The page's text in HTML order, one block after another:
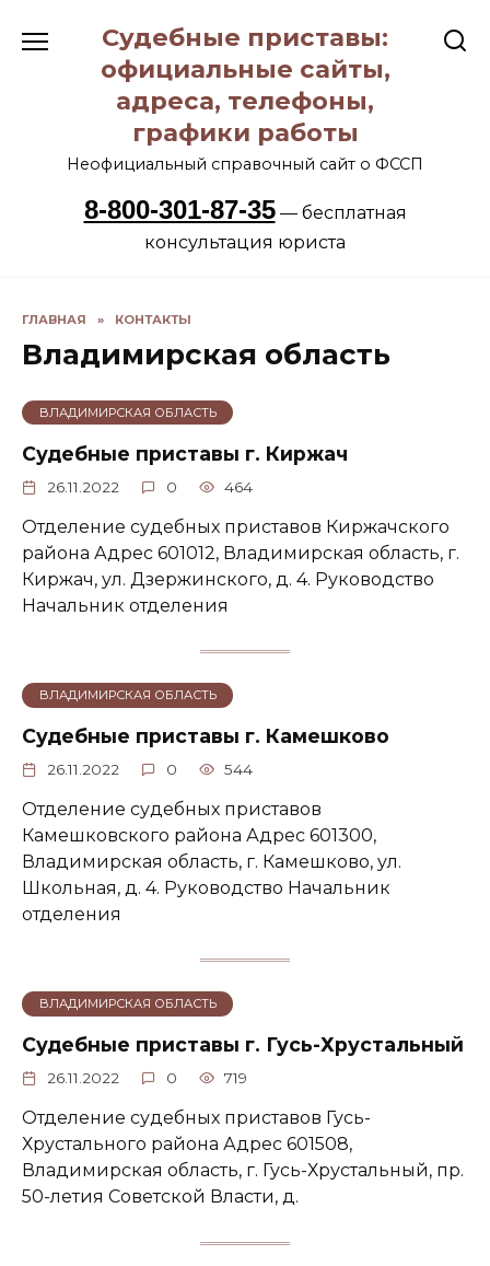
содержанию
Судебные приставы:
официальные сайты,
адреса, телефоны,
графики работы
Неофициальный справочный сайт о ФССП
8-800-301-87-35— бесплатная
консультация юриста
ГЛАВНАЯ » КОНТАКТЫ
Владимирская область
ВЛАДИМИРСКАЯ ОБЛАСТЬ
Судебные приставы г. Киржач
26.11.2022 0 464
Отделение судебных приставов Киржачского
района Адрес 601012, Владимирская область, г.
Киржач, ул. Дзержинского, д. 4. Руководство
Начальник отделения
ВЛАДИМИРСКАЯ ОБЛАСТЬ
Судебные приставы г. Камешково
26.11.2022 0 544
Отделение судебных приставов
Камешковского района Адрес 601300,
Владимирская область, г. Камешково, ул.
Школьная, д. 4. Руководство Начальник
отделения
ВЛАДИМИРСКАЯ ОБЛАСТЬ
Судебные приставы г. Гусь-Хрустальный
26.11.2022 0 719
Отделение судебных приставов Гусь-
Хрустального района Адрес 601508,
Владимирская область, г. Гусь-Хрустальный, пр.
50-летия Советской Власти, д.